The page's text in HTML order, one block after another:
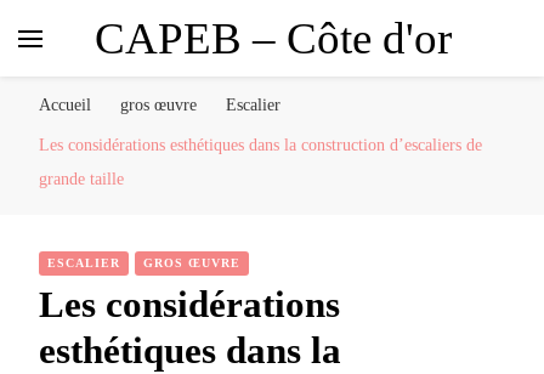
CAPEB – Côte d'or
Accueil gros œuvre Escalier
Les considérations esthétiques dans la construction d’escaliers de
grande taille
ESCALIER GROS ŒUVRE
Les considérations
esthétiques dans la